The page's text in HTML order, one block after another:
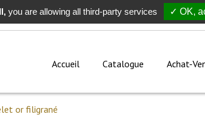
Accueil Catalogue Achat-
or filigrané
you are allowing all third-party services ✓ OK,